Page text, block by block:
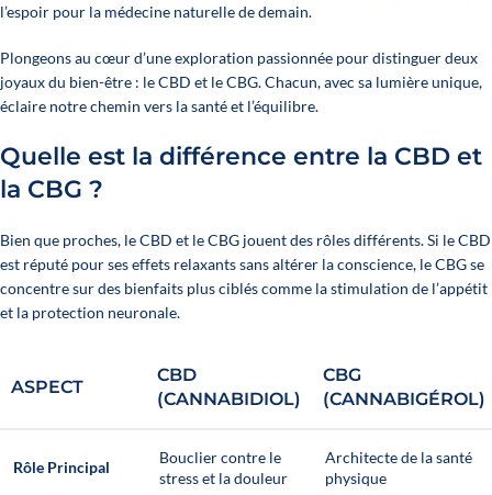
l’espoir pour la médecine naturelle de demain.
Plongeons au cœur d’une exploration passionnée pour distinguer deux
joyaux du bien-être : le CBD et le CBG. Chacun, avec sa lumière unique,
éclaire notre chemin vers la santé et l’équilibre.
Quelle est la différence entre la CBD et
la CBG ?
Bien que proches, le CBD et le CBG jouent des rôles différents. Si le CBD
est réputé pour ses effets relaxants sans altérer la conscience, le CBG se
concentre sur des bienfaits plus ciblés comme la stimulation de l’appétit
et la protection neuronale.
ASPECT
CBD
(CANNABIDIOL)
CBG
(CANNABIGÉROL)
Rôle Principal
Bouclier contre le
stress et la douleur
Architecte de la santé
physique